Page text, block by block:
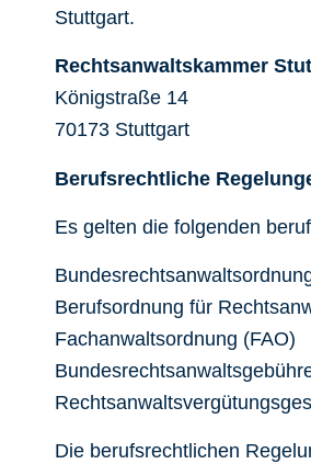
Stuttgart.
Rechtsanwaltskammer
Königstraße 14
70173 Stuttgart
Berufsrechtliche
Es gelten die folgenden
Berufsordnung für
Fachanwaltsordnung (FAO)
Die berufsrechtlichen